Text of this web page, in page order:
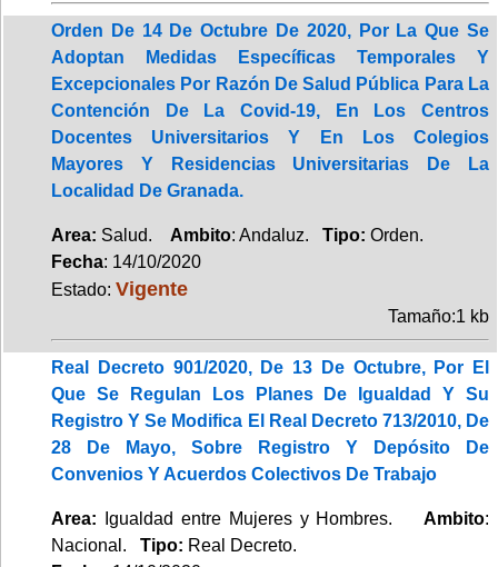
Orden De 14 De Octubre De 2020, Por La Que Se
Adoptan Medidas Específicas Temporales Y
Excepcionales Por Razón De Salud Pública Para La
Contención De La Covid-19, En Los Centros
Docentes Universitarios Y En Los Colegios
Mayores Y Residencias Universitarias De La
Localidad De Granada.
Area: Salud. Ambito: Andaluz. Tipo: Orden.
Fecha: 14/10/2020
Estado: Vigente
Tamaño:1 kb
Real Decreto 901/2020, De 13 De Octubre, Por El
Que Se Regulan Los Planes De Igualdad Y Su
Registro Y Se Modifica El Real Decreto 713/2010, De
28 De Mayo, Sobre Registro Y Depósito De
Convenios Y Acuerdos Colectivos De Trabajo
Area: Igualdad entre Mujeres y Hombres. Ambito:
Nacional. Tipo: Real Decreto.